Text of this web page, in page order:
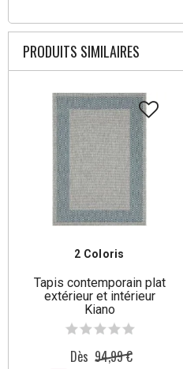
PRODUITS SIMILAIRES
2 Coloris
Tapis contemporain plat
extérieur et intérieur
Kiano
Dès 94,99 €